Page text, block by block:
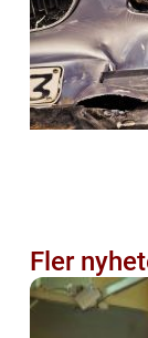
Fler